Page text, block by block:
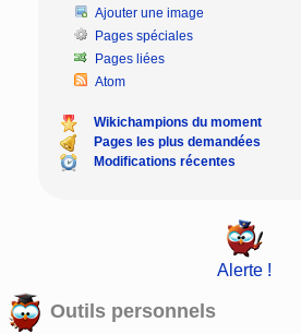
Ajouter une image
Pages spéciales
Pages liées
Atom
Wikichampions du moment
Pages les plus demandées
Modifications récentes
Alerte !
Outils personnels